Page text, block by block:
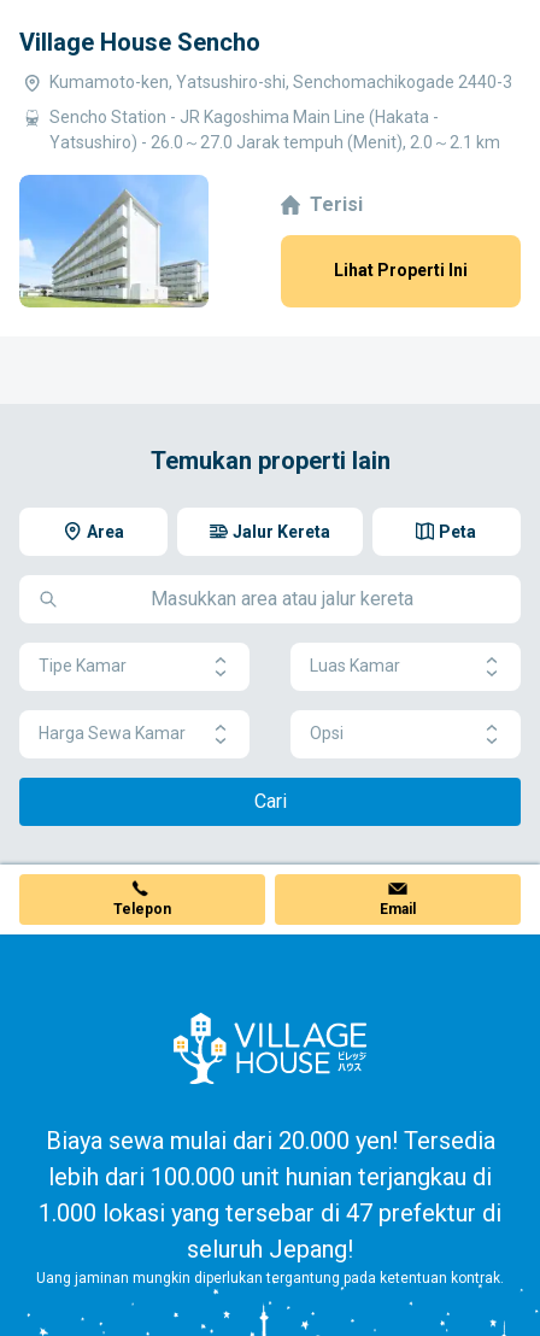
Village House Sencho
Kumamoto-ken, Yatsushiro-shi, Senchomachikogade 2440-3
Sencho Station - JR Kagoshima Main Line (Hakata -
Yatsushiro) - 26.0～27.0 Jarak tempuh (Menit), 2.0～2.1 km
Terisi
Lihat Properti Ini
Temukan properti lain
Area Peta
Jalur Kereta
Tipe Kamar Luas Kamar
Harga Sewa Kamar Opsi
Cari
Telepon Email
Biaya sewa mulai dari 20.000 yen! Tersedia
lebih dari 100.000 unit hunian terjangkau di
1.000 lokasi yang tersebar di 47 prefektur di
seluruh Jepang!
Uang jaminan mungkin diperlukan tergantung pada ketentuan kontrak.